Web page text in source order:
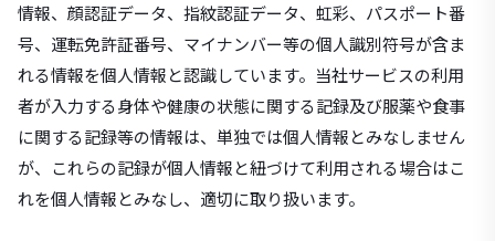
情報、顔認証データ、指紋認証データ、虹彩、パスポート番
号、運転免許証番号、マイナンバー等の個人識別符号が含ま
れる情報を個人情報と認識しています。当社サービスの利用
者が入力する身体や健康の状態に関する記録及び服薬や食事
に関する記録等の情報は、単独では個人情報とみなしません
が、これらの記録が個人情報と紐づけて利用される場合はこ
れを個人情報とみなし、適切に取り扱います。